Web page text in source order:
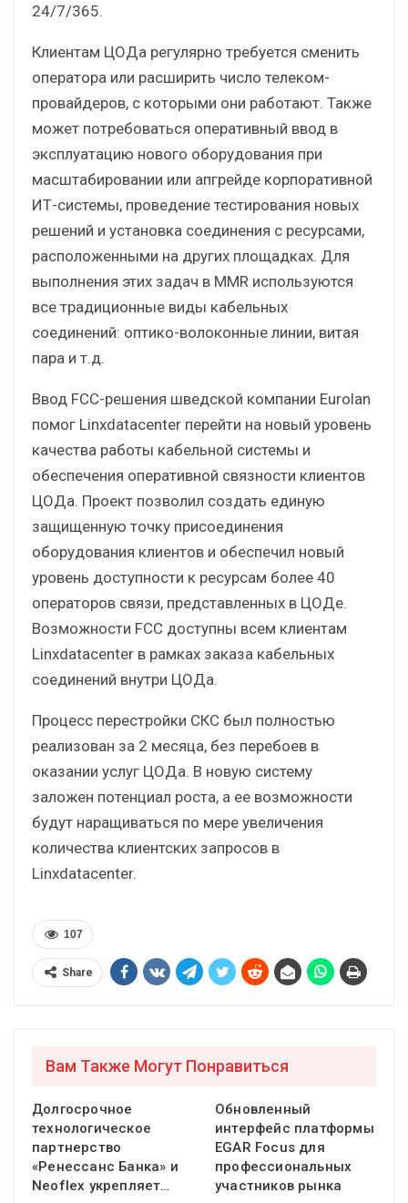
24/7/365.
Клиентам ЦОДа регулярно требуется сменить
оператора или расширить число телеком-
провайдеров, с которыми они работают. Также
может потребоваться оперативный ввод в
эксплуатацию нового оборудования при
масштабировании или апгрейде корпоративной
ИТ-системы, проведение тестирования новых
решений и установка соединения с ресурсами,
расположенными на других площадках. Для
выполнения этих задач в MMR используются
все традиционные виды кабельных
соединений: оптико-волоконные линии, витая
пара и т.д.
Ввод FCC-решения шведской компании Eurolan
помог Linxdatacenter перейти на новый уровень
качества работы кабельной системы и
обеспечения оперативной связности клиентов
ЦОДа. Проект позволил создать единую
защищенную точку присоединения
оборудования клиентов и обеспечил новый
уровень доступности к ресурсам более 40
операторов связи, представленных в ЦОДе.
Возможности FCC доступны всем клиентам
Linxdatacenter в рамках заказа кабельных
соединений внутри ЦОДа.
Процесс перестройки СКС был полностью
реализован за 2 месяца, без перебоев в
оказании услуг ЦОДа. В новую систему
заложен потенциал роста, а ее возможности
будут наращиваться по мере увеличения
количества клиентских запросов в
Linxdatacenter.
107
Share
Вам Также Могут Понравиться
Долгосрочное
технологическое
партнерство
«Ренессанс Банка» и
Neoflex укрепляет…
Обновленный
интерфейс платформы
EGAR Focus для
профессиональных
участников рынка